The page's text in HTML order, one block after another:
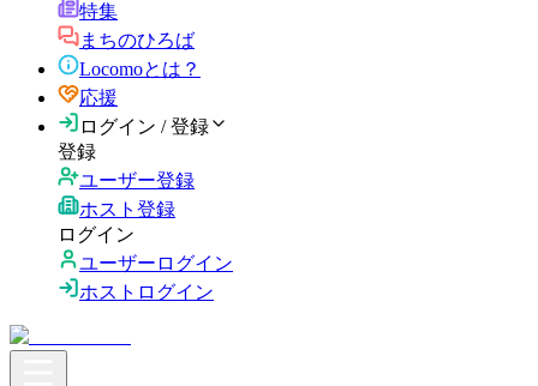
特集
まちのひろば
Locomoとは？
応援
ログイン / 登録
登録
ユーザー登録
ホスト登録
ログイン
ユーザーログイン
ホストログイン